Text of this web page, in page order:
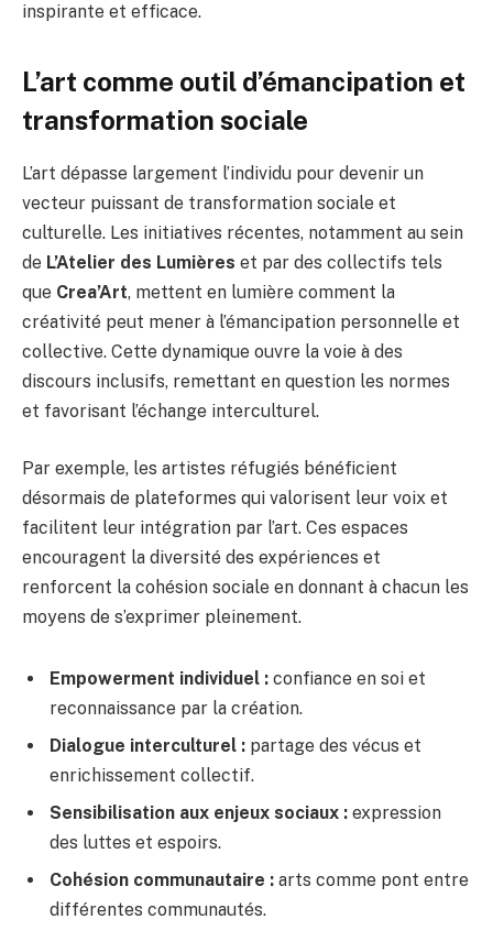
inspirante et efficace.
L’art comme outil d’émancipation et
transformation sociale
L’art dépasse largement l’individu pour devenir un
vecteur puissant de transformation sociale et
culturelle. Les initiatives récentes, notamment au sein
de L’Atelier des Lumières et par des collectifs tels
que Crea’Art, mettent en lumière comment la
créativité peut mener à l’émancipation personnelle et
collective. Cette dynamique ouvre la voie à des
discours inclusifs, remettant en question les normes
et favorisant l’échange interculturel.
Par exemple, les artistes réfugiés bénéficient
désormais de plateformes qui valorisent leur voix et
facilitent leur intégration par l’art. Ces espaces
encouragent la diversité des expériences et
renforcent la cohésion sociale en donnant à chacun les
moyens de s’exprimer pleinement.
Empowerment individuel : confiance en soi et
reconnaissance par la création.
Dialogue interculturel : partage des vécus et
enrichissement collectif.
Sensibilisation aux enjeux sociaux : expression
des luttes et espoirs.
Cohésion communautaire : arts comme pont entre
différentes communautés.